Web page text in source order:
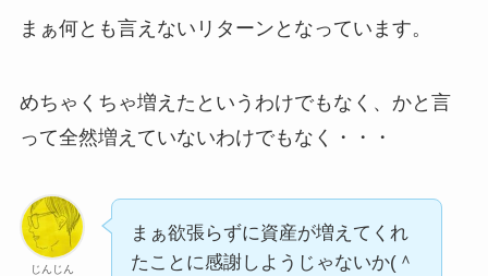
まぁ何とも言えないリターンとなっています。
めちゃくちゃ増えたというわけでもなく、かと言
って全然増えていないわけでもなく・・・
じんじん
まぁ欲張らずに資産が増えてくれ
たことに感謝しようじゃないか(＾